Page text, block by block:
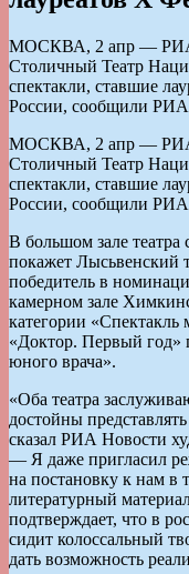
МОСКВА, 2 апр — РИА
Столичный Театр
спектакли, ставшие
России, сообщили РИА
МОСКВА, 2 апр — РИА
Столичный Театр
спектакли, ставшие
России, сообщили РИА
В большом зале
покажет
победитель в
камерном зале
категории
«Доктор. Первый год»
юного врача».
«Оба театра
достойны
сказал РИА Новости
— Я даже пригласил
на постановку к нам в
литературный
подтверждает, что в
сидит колоссальный
дать возможность